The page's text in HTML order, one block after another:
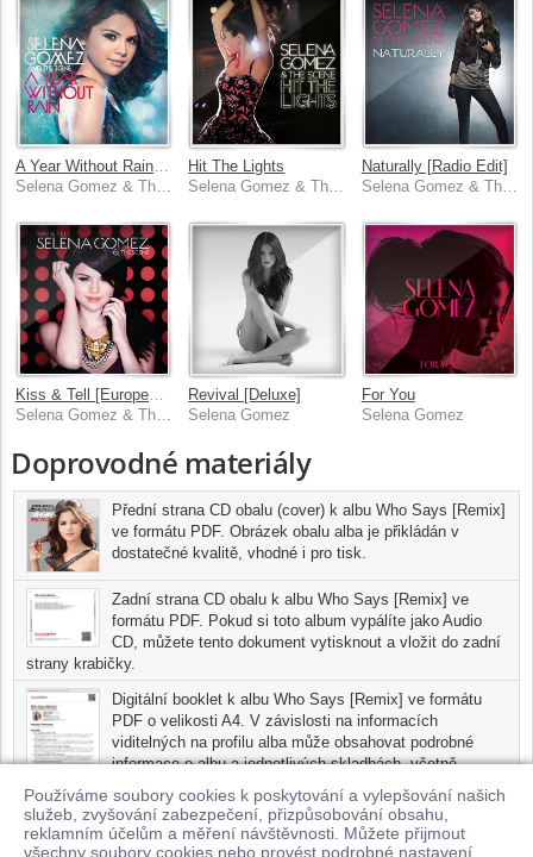
Používáme soubory cookies k poskytování a vylepšování našich
služeb, zvyšování zabezpečení, přizpůsobování obsahu,
reklamním účelům a měření návštěvnosti. Můžete přijmout
všechny soubory cookies nebo provést podrobné nastavení.
Hit The Lights
Naturally [Radio Edit]
Selena Gomez & The Scene
Kiss & Tell [European Version]
Selena Gomez & The Scene
Revival [Deluxe]
Selena Gomez
For You
Selena Gomez
Doprovodné materiály
Přední strana CD obalu (cover) k albu Who Says [Remix]
ve formátu PDF. Obrázek obalu alba je přikládán v
dostatečné kvalitě, vhodné i pro tisk.
Zadní strana CD obalu k albu Who Says [Remix] ve
formátu PDF. Pokud si toto album vypálíte jako Audio
CD, můžete tento dokument vytisknout a vložit do zadní
strany krabičky.
Digitální booklet k albu Who Says [Remix] ve formátu
PDF o velikosti A4. V závislosti na informacích
viditelných na profilu alba může obsahovat podrobné
informace o albu a jednotlivých skladbách, včetně
seznamu participujících umělců, přesného data a místa
nahrání pro každou ze skladeb. Digitální booklet je tisknutelnou
variantou profilu alba.